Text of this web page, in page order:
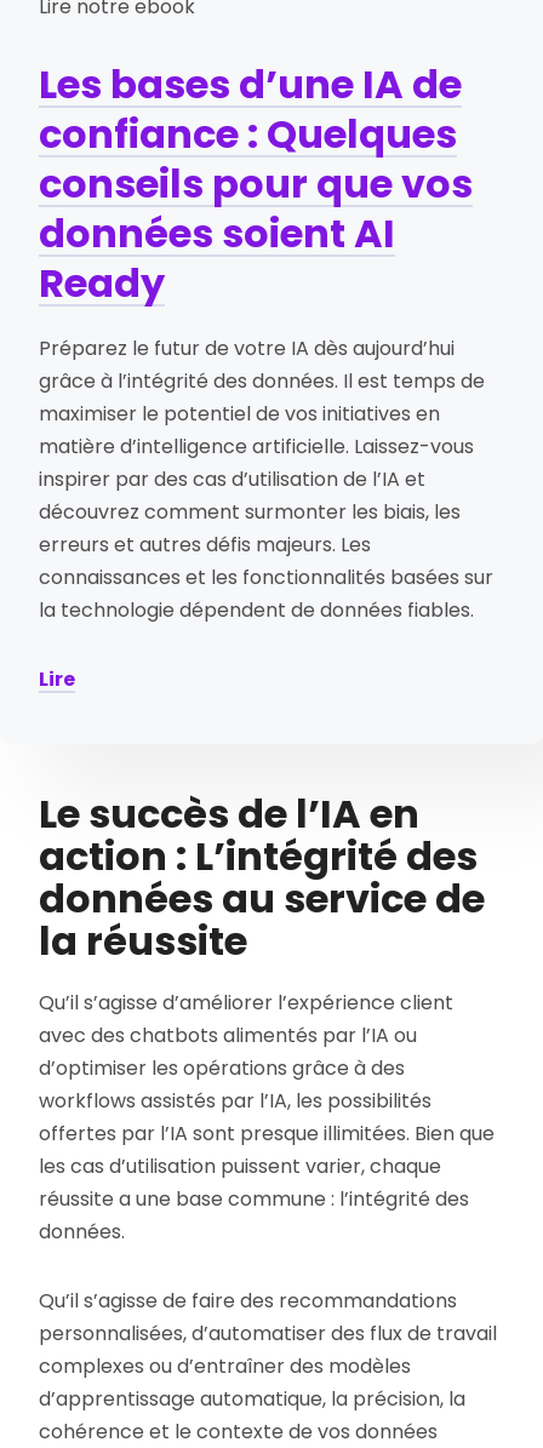
Lire notre ebook
Les bases d’une IA de
confiance : Quelques
conseils pour que vos
données soient AI
Ready
Préparez le futur de votre IA dès aujourd’hui
grâce à l’intégrité des données. Il est temps de
maximiser le potentiel de vos initiatives en
matière d’intelligence artificielle. Laissez-vous
inspirer par des cas d’utilisation de l’IA et
découvrez comment surmonter les biais, les
erreurs et autres défis majeurs. Les
connaissances et les fonctionnalités basées sur
la technologie dépendent de données fiables.
Lire
Le succès de l’IA en
action : L’intégrité des
données au service de
la réussite
Qu’il s’agisse d’améliorer l’expérience client
avec des chatbots alimentés par l’IA ou
d’optimiser les opérations grâce à des
workflows assistés par l’IA, les possibilités
offertes par l’IA sont presque illimitées. Bien que
les cas d’utilisation puissent varier, chaque
réussite a une base commune : l’intégrité des
données.
Qu’il s’agisse de faire des recommandations
personnalisées, d’automatiser des flux de travail
complexes ou d’entraîner des modèles
d’apprentissage automatique, la précision, la
cohérence et le contexte de vos données